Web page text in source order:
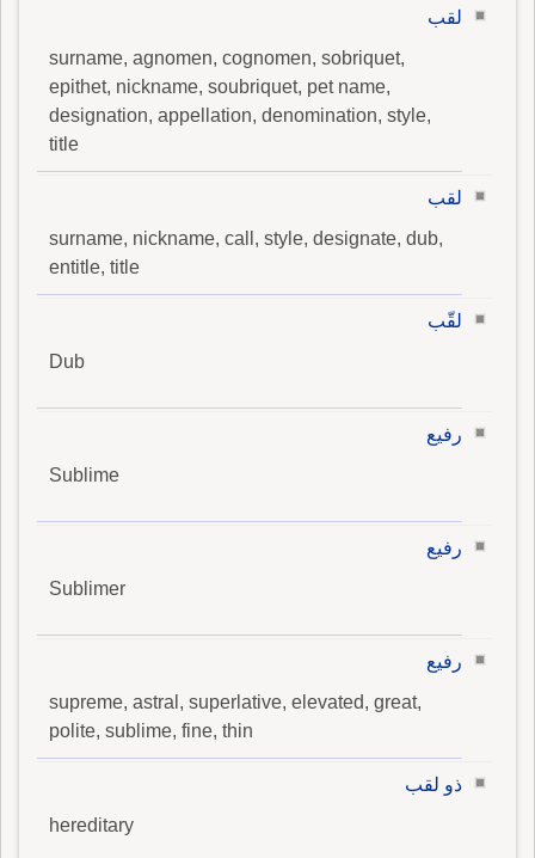
لقب
surname, agnomen, cognomen, sobriquet,
epithet, nickname, soubriquet, pet name,
designation, appellation, denomination, style,
title
لقب
surname, nickname, call, style, designate, dub,
entitle, title
لقّب
Dub
رفيع
Sublime
رفيع
Sublimer
رفيع
supreme, astral, superlative, elevated, great,
polite, sublime, fine, thin
ذو لقب
hereditary